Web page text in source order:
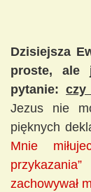
Dzisiejsza
proste, ale
pytanie: czy
Jezus nie
pięknych
Mnie
przykazania”
zachowywał